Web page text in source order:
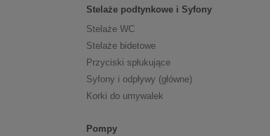
Stelaże podtynkowe i Syfony
Stelaże WC
Stelaże bidetowe
Przyciski spłukujące
Syfony i odpływy (główne)
Korki do umywalek
Pompy